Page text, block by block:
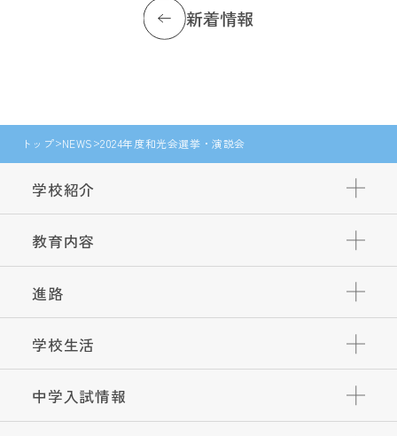
新着情報
トップ NEWS 2024年度和光会選挙・演説会
学校紹介
教育内容
進路
学校生活
中学入試情報